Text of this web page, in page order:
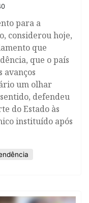
para a
considerou hoje,
que
que o país
avanços
um olhar
defendeu
do Estado às
instituído após